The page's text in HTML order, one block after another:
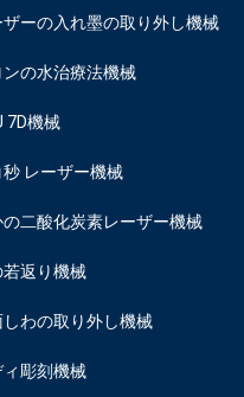
ザーの入れ墨の取り外し機械
ンの水治療法機械
7D機械
秒 レーザー機械
の二酸化炭素レーザー機械
若返り機械
しわの取り外し機械
ィ彫刻機械